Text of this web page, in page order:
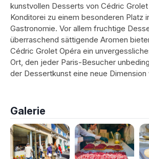
kunstvollen Desserts von Cédric
Konditorei zu einem besonderen Platz
Gastronomie. Vor allem fruchtige
überraschend sättigende Aromen
Cédric Grolet Opéra ein
Ort, den jeder Paris-Besucher
der Dessertkunst eine neue Dimension
Galerie